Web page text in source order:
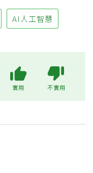
AI人工智慧
實用 不實用